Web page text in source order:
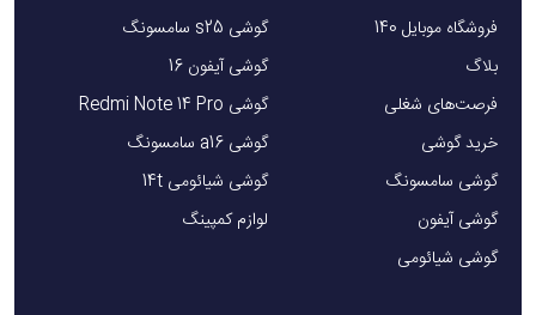
فروشگاه موبایل 140
بلاگ
فرصت‌های شغلی
خرید گوشی
گوشی سامسونگ
گوشی آیفون
گوشی شیائومی
گوشی s25 سامسونگ
گوشی آیفون 16
گوشی Redmi Note 14 Pro
گوشی a16 سامسونگ
گوشی شیائومی 14t
لوازم کمپینگ